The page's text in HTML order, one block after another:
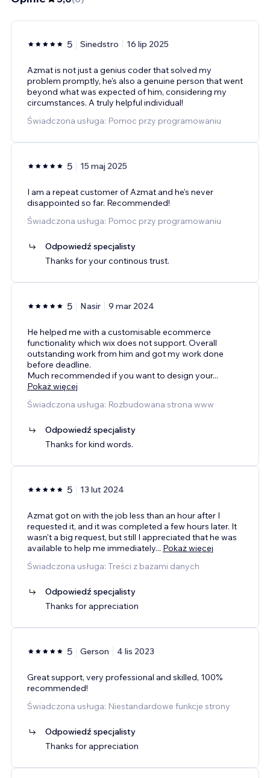
5 Sinedstro 16 lip 2025
Azmat is not just a genius coder that solved my
problem promptly, he's also a genuine person that went
beyond what was expected of him, considering my
circumstances. A truly helpful individual!
Świadczona usługa: Pomoc przy programowaniu
5 15 maj 2025
I am a repeat customer of Azmat and he's never
disappointed so far. Recommended!
Świadczona usługa: Pomoc przy programowaniu
Odpowiedź specjalisty
Thanks for your continous trust.
5 Nasir 9 mar 2024
He helped me with a customisable ecommerce
functionality which wix does not support. Overall
outstanding work from him and got my work done
before deadline.
Much recommended if you want to design your...
Pokaż więcej
Świadczona usługa: Rozbudowana strona www
Odpowiedź specjalisty
Thanks for kind words.
5 13 lut 2024
Azmat got on with the job less than an hour after I
requested it, and it was completed a few hours later. It
wasn't a big request, but still I appreciated that he was
available to help me immediately... Pokaż więcej
Świadczona usługa: Treści z bazami danych
Odpowiedź specjalisty
Thanks for appreciation
5 Gerson 4 lis 2023
Great support, very professional and skilled, 100%
recommended!
Świadczona usługa: Niestandardowe funkcje strony
Odpowiedź specjalisty
Thanks for appreciation